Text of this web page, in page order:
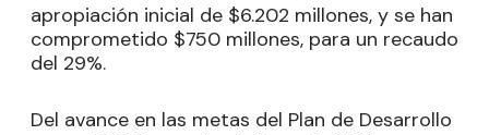
apropiación inicial de $6.202 millones, y se han
comprometido $750 millones, para un recaudo
del 29%.
Del avance en las metas del Plan de Desarrollo